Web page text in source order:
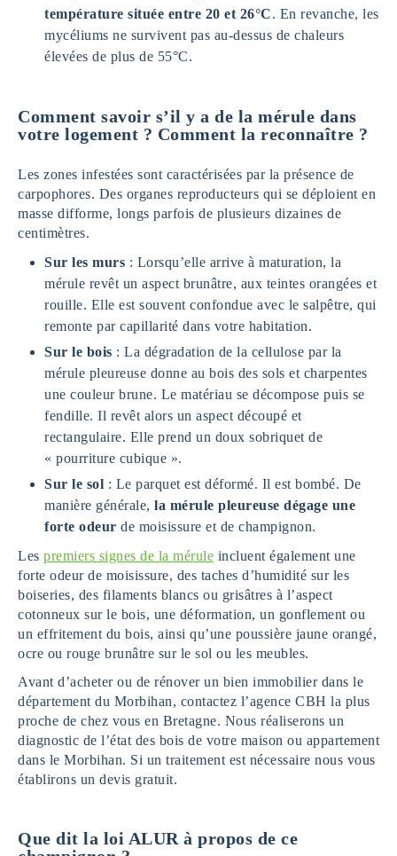
température située entre 20 et 26°C. En revanche, les
mycéliums ne survivent pas au-dessus de chaleurs
élevées de plus de 55°C.
Comment savoir s’il y a de la mérule dans
votre logement ? Comment la reconnaître ?
Les zones infestées sont caractérisées par la présence de
carpophores. Des organes reproducteurs qui se déploient en
masse difforme, longs parfois de plusieurs dizaines de
centimètres.
Sur les murs : Lorsqu’elle arrive à maturation, la
mérule revêt un aspect brunâtre, aux teintes orangées et
rouille. Elle est souvent confondue avec le salpêtre, qui
remonte par capillarité dans votre habitation.
Sur le bois : La dégradation de la cellulose par la
mérule pleureuse donne au bois des sols et charpentes
une couleur brune. Le matériau se décompose puis se
fendille. Il revêt alors un aspect découpé et
rectangulaire. Elle prend un doux sobriquet de
« pourriture cubique ».
Sur le sol : Le parquet est déformé. Il est bombé. De
manière générale, la mérule pleureuse dégage une
forte odeur de moisissure et de champignon.
Les premiers signes de la mérule incluent également une
forte odeur de moisissure, des taches d’humidité sur les
boiseries, des filaments blancs ou grisâtres à l’aspect
cotonneux sur le bois, une déformation, un gonflement ou
un effritement du bois, ainsi qu’une poussière jaune orangé,
ocre ou rouge brunâtre sur le sol ou les meubles.
Avant d’acheter ou de rénover un bien immobilier dans le
département du Morbihan, contactez l’agence CBH la plus
proche de chez vous en Bretagne. Nous réaliserons un
diagnostic de l’état des bois de votre maison ou appartement
dans le Morbihan. Si un traitement est nécessaire nous vous
établirons un devis gratuit.
Que dit la loi ALUR à propos de ce